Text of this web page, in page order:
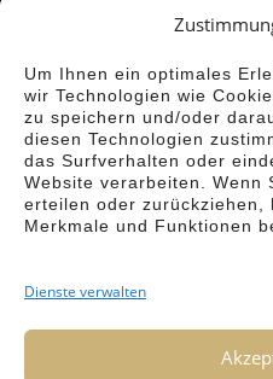
Um Ihnen ein optimales
wir Technologien wie
zu speichern und/oder
diesen Technologien
das Surfverhalten oder
Website verarbeiten. Wenn
erteilen oder zurückziehen,
Merkmale und Funktionen
Dienste verwalten
Cookie-Richtlinie (EU)
Nachhaltigkeit
Barrierefreiheit
Kontakt
#SPEKTRUMTAGS® ist
#SPEKTRUMTAGS® -